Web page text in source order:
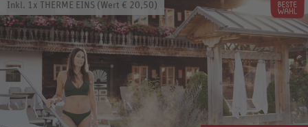
Inkl. 1x THERME EINS (Wert € 20,50)